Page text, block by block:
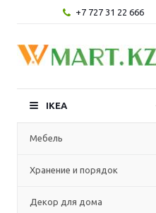
+7 727 31 22 666
IKEA
Мебель
Хранение и порядок
Декор для дома